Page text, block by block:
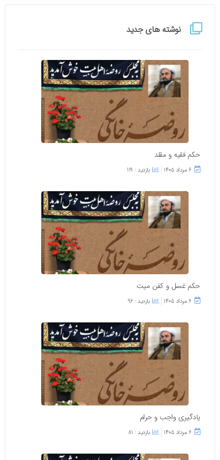
نوشته های جدید
حکم فقیه و مقلد
۶ مرداد ۱۴۰۵ بازدید : 119
حکم غسل و کفن میت
۶ مرداد ۱۴۰۵ بازدید : 96
یادگیری واجب و حرام
۶ مرداد ۱۴۰۵ بازدید : 81